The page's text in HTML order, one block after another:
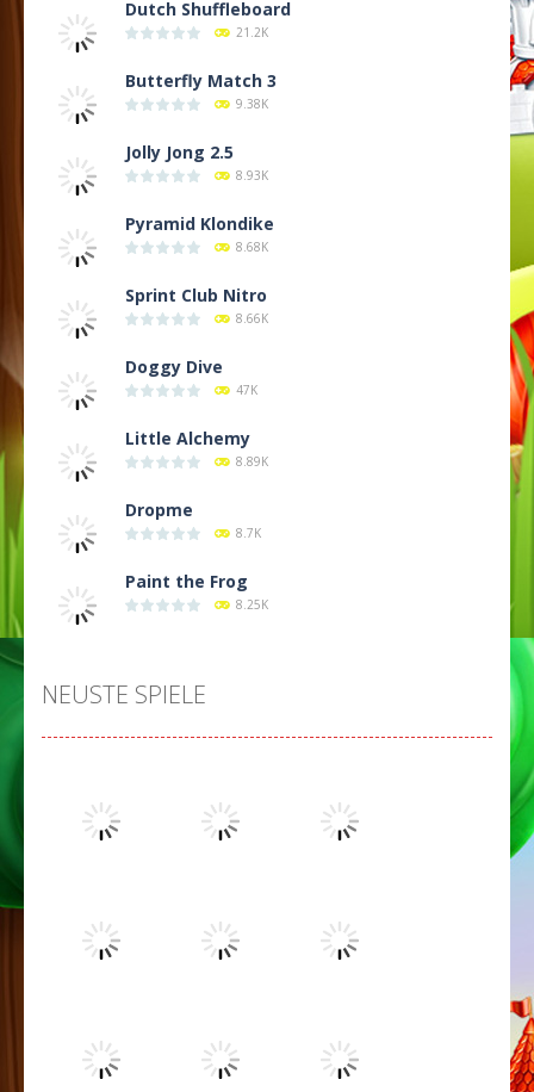
Dutch Shuffleboard
21.2K
Butterfly Match 3
9.38K
Jolly Jong 2.5
8.93K
Pyramid Klondike
8.68K
Sprint Club Nitro
8.66K
Doggy Dive
47K
Little Alchemy
8.89K
Dropme
8.7K
Paint the Frog
8.25K
NEUSTE SPIELE